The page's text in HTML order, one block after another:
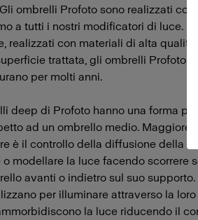
ombrelli Profoto sono realizzati con
a tutti i nostri modificatori di luce.
realizzati con materiali di alta
trattata, gli ombrelli Profoto
per molti anni.
deep di Profoto hanno una forma più
ad un ombrello medio. Maggiore
è il controllo della diffusione della
modellare la luce facendo scorrere
avanti o indietro sul suo
per illuminare attraverso la
la luce riducendo il